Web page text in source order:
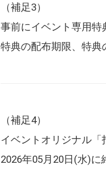
（補足3）
事前にイベント専用特
特典の配布期限、特典
（補足4）
イベントオリジナル
2026年05月20日(水)に